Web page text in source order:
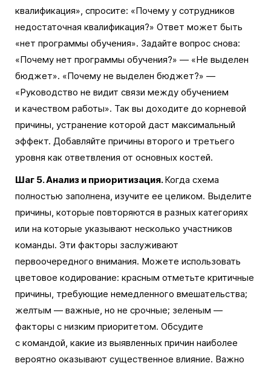
квалификация», спросите: «Почему у сотрудников
недостаточная квалификация?» Ответ может быть
«нет программы обучения». Задайте вопрос снова:
«Почему нет программы обучения?» — «Не выделен
бюджет». «Почему не выделен бюджет?» —
«Руководство не видит связи между обучением
и качеством работы». Так вы доходите до корневой
причины, устранение которой даст максимальный
эффект. Добавляйте причины второго и третьего
уровня как ответвления от основных костей.
Шаг 5. Анализ и приоритизация.Когда схема
полностью заполнена, изучите ее целиком. Выделите
причины, которые повторяются в разных категориях
или на которые указывают несколько участников
команды. Эти факторы заслуживают
первоочередного внимания. Можете использовать
цветовое кодирование: красным отметьте критичные
причины, требующие немедленного вмешательства;
желтым — важные, но не срочные; зеленым —
факторы с низким приоритетом. Обсудите
с командой, какие из выявленных причин наиболее
вероятно оказывают существенное влияние. Важно